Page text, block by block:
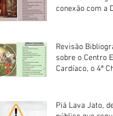
conexão com a
Revisão
sobre o Centro
Cardíaco, o 4ª
Piá Lava Jato,